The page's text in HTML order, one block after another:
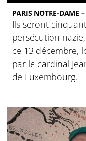
PARIS NOTRE-DAME
Ils seront
persécution
ce 13 décembre,
par le cardinal
de Luxembourg.